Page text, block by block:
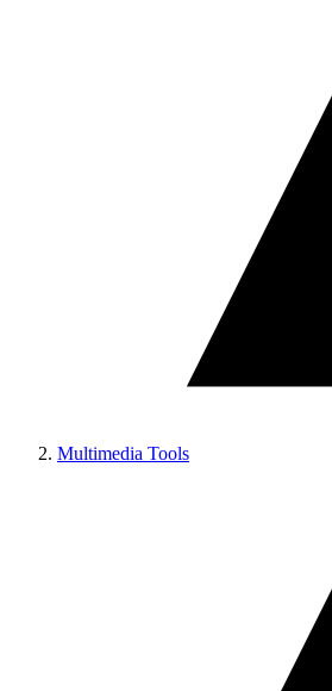
Multimedia Tools